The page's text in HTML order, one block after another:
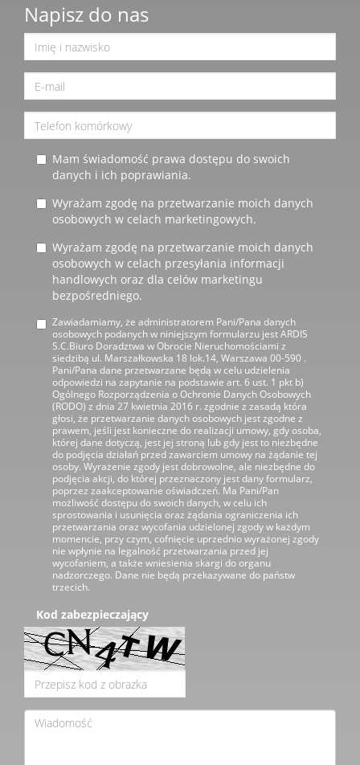
Napisz do nas
Mam świadomość prawa dostępu do swoich
danych i ich poprawiania.
Wyrażam zgodę na przetwarzanie moich danych
osobowych w celach marketingowych.
Wyrażam zgodę na przetwarzanie moich danych
osobowych w celach przesyłania informacji
handlowych oraz dla celów marketingu
bezpośredniego.
Zawiadamiamy, że administratorem Pani/Pana danych
osobowych podanych w niniejszym formularzu jest ARDIS
S.C.Biuro Doradztwa w Obrocie Nieruchomościami z
siedzibą ul. Marszałkowska 18 lok.14, Warszawa 00-590 .
Pani/Pana dane przetwarzane będą w celu udzielenia
odpowiedzi na zapytanie na podstawie art. 6 ust. 1 pkt b)
Ogólnego Rozporządzenia o Ochronie Danych Osobowych
(RODO) z dnia 27 kwietnia 2016 r. zgodnie z zasadą która
głosi, że przetwarzanie danych osobowych jest zgodne z
prawem, jeśli jest konieczne do realizacji umowy, gdy osoba,
której dane dotyczą, jest jej stroną lub gdy jest to niezbędne
do podjęcia działań przed zawarciem umowy na żądanie tej
osoby. Wyrażenie zgody jest dobrowolne, ale niezbędne do
podjęcia akcji, do której przeznaczony jest dany formularz,
poprzez zaakceptowanie oświadczeń. Ma Pani/Pan
możliwość dostępu do swoich danych, w celu ich
sprostowania i usunięcia oraz żądania ograniczenia ich
przetwarzania oraz wycofania udzielonej zgody w każdym
momencie, przy czym, cofnięcie uprzednio wyrażonej zgody
nie wpłynie na legalność przetwarzania przed jej
wycofaniem, a także wniesienia skargi do organu
nadzorczego. Dane nie będą przekazywane do państw
trzecich.
Kod zabezpieczający